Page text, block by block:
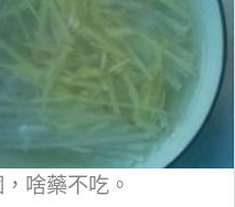
啥藥不吃。